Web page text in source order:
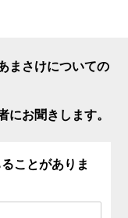
まさけについての
にお聞きします。
ことがありま